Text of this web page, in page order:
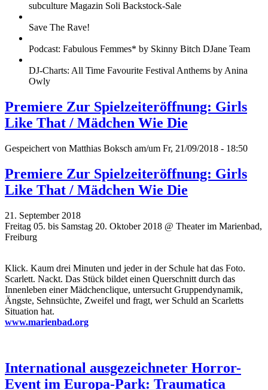
subculture Magazin Soli Backstock-Sale
Save The Rave!
Podcast: Fabulous Femmes* by Skinny Bitch DJane Team
DJ-Charts: All Time Favourite Festival Anthems by Anina
Owly
Premiere Zur Spielzeiteröffnung: Girls
Like That / Mädchen Wie Die
Gespeichert von Matthias Boksch am/um Fr, 21/09/2018 - 18:50
Premiere Zur Spielzeiteröffnung: Girls
Like That / Mädchen Wie Die
21. September 2018
Freitag 05. bis Samstag 20. Oktober 2018 @ Theater im Marienbad,
Freiburg
Klick. Kaum drei Minuten und jeder in der Schule hat das Foto.
Scarlett. Nackt. Das Stück bildet einen Querschnitt durch das
Innenleben einer Mädchenclique, untersucht Gruppendynamik,
Ängste, Sehnsüchte, Zweifel und fragt, wer Schuld an Scarletts
Situation hat.
www.marienbad.org
International ausgezeichneter Horror-
Event im Europa-Park: Traumatica